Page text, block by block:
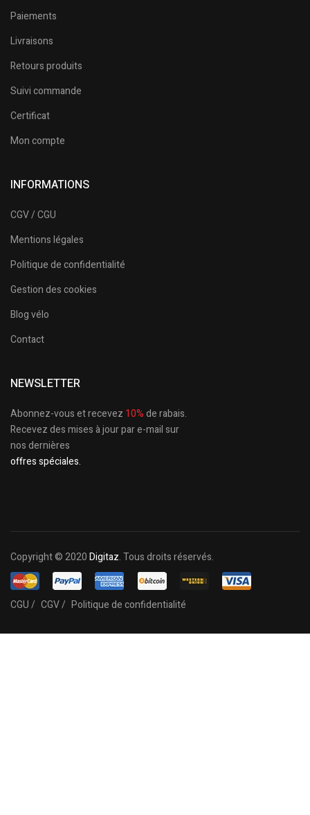
Paiements
Livraisons
Retours produits
Suivi commande
Certificat
Mon compte
INFORMATIONS
CGV / CGU
Mentions légales
Politique de confidentialité
Gestion des cookies
Blog vélo
Contact
NEWSLETTER
Abonnez-vous et recevez 10%de rabais.
Recevez des mises à jour par e-mail sur
nos dernières
offres spéciales.
Copyright © 2020Digitaz. Tous droits réservés.
CGU / CGV / Politique de confidentialité